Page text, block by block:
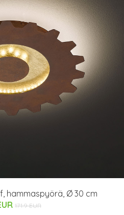
hammaspyörä, Ø 30 cm
171.9 EUR